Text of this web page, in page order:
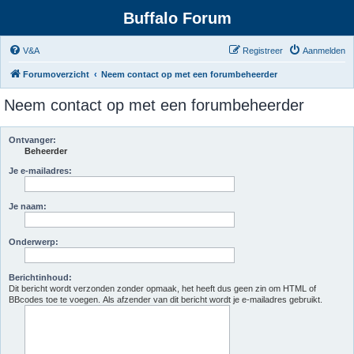
Buffalo Forum
V&A Aanmelden
Registreer
Forumoverzicht Neem contact op met een forumbeheerder
Neem contact op met een forumbeheerder
Ontvanger:
Beheerder
Je e-mailadres:
Je naam:
Onderwerp:
Berichtinhoud:
Dit bericht wordt verzonden zonder opmaak, het heeft dus geen zin om HTML of
BBcodes toe te voegen. Als afzender van dit bericht wordt je e-mailadres gebruikt.